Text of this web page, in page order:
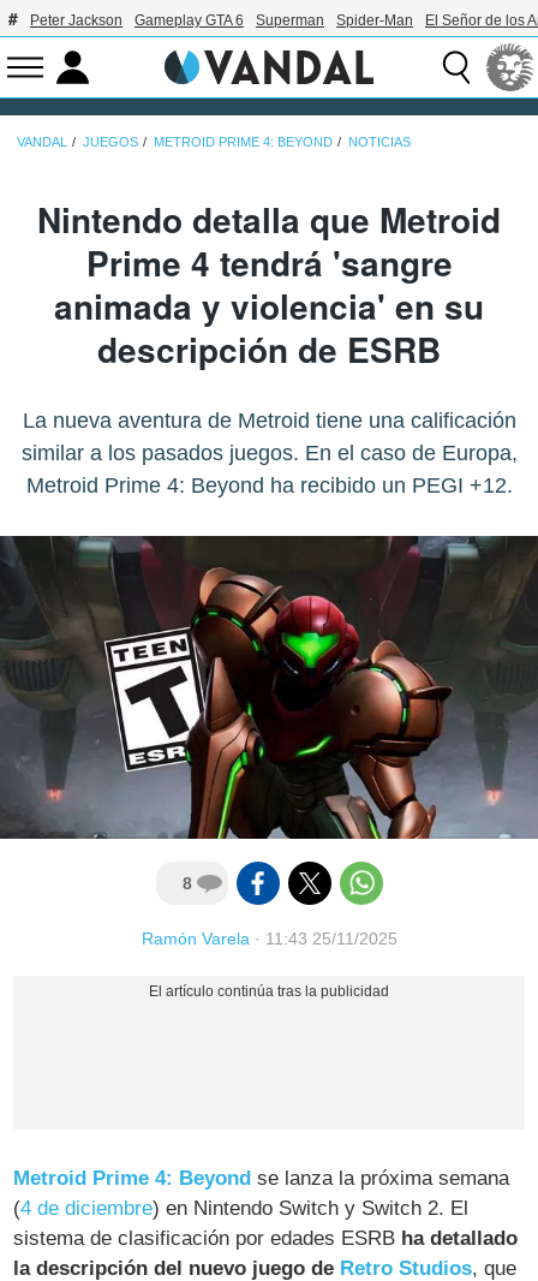
Peter Jackson Gameplay GTA 6 Superman Spider-Man El Señor de los
VANDAL JUEGOS METROID PRIME 4: BEYOND NOTICIAS
Nintendo detalla que Metroid
Prime 4 tendrá 'sangre
animada y violencia' en su
descripción de ESRB
La nueva aventura de Metroid tiene una calificación
similar a los pasados juegos. En el caso de Europa,
Metroid Prime 4: Beyond ha recibido un PEGI +12.
8
Ramón Varela· 11:43 25/11/2025
Metroid Prime 4: Beyond se lanza la próxima semana
(4 de diciembre) en Nintendo Switch y Switch 2. El
sistema de clasificación por edades ESRB ha detallado
la descripción del nuevo juego de Retro Studios, que